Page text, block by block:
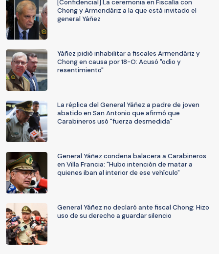
[Confidencial] La ceremonia en Fiscalía con
Chong y Armendáriz a la que está invitado el
general Yáñez
Yáñez pidió inhabilitar a fiscales Armendáriz y
Chong en causa por 18-O: Acusó "odio y
resentimiento"
La réplica del General Yáñez a padre de joven
abatido en San Antonio que afirmó que
Carabineros usó "fuerza desmedida"
General Yáñez condena balacera a Carabineros
en Villa Francia: "Hubo intención de matar a
quienes iban al interior de ese vehículo"
General Yáñez no declaró ante fiscal Chong: Hizo
uso de su derecho a guardar silencio